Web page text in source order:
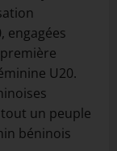
engagées
U20.
un peuple
béninois